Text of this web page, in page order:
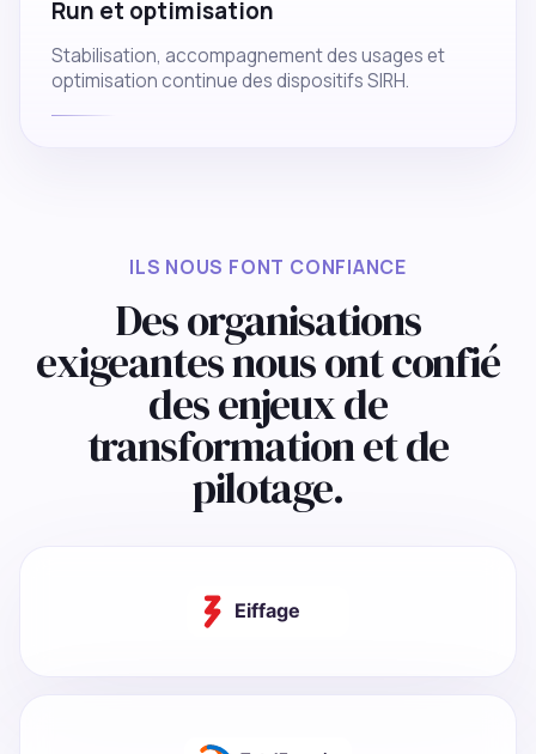
Run et optimisation
Stabilisation, accompagnement des usages et
optimisation continue des dispositifs SIRH.
ILS NOUS FONT CONFIANCE
Des organisations
exigeantes nous ont confié
des enjeux de
transformation et de
pilotage.